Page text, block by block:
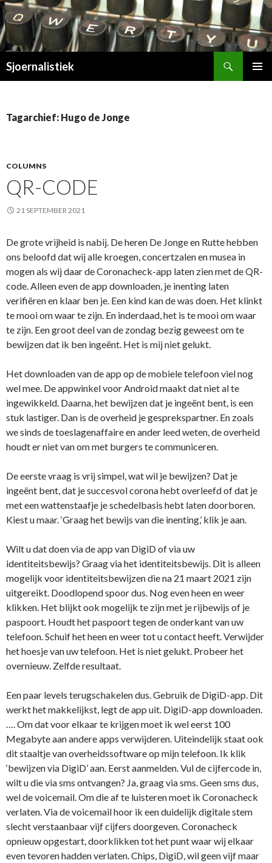
Sjoernalistiek
Tagarchief: Hugo de Jonge
COLUMNS
QR-CODE
21 SEPTEMBER 2021
De grote vrijheid is nabij. De heren De Jonge en Rutte hebben
ons beloofd dat wij alle kroegen, concertzalen en musea in
mogen als wij daar de Coronacheck-app laten zien met de QR-
code. Alleen even de app downloaden, je inenting laten
verifiëren en klaar ben je. Een kind kan de was doen. Het klinkt
te mooi om waar te zijn. En inderdaad, het is te mooi om waar
te zijn. Een groot deel van de zondag bezig geweest om te
bewijzen dat ik ben ingeënt. Het is mij niet gelukt.
Het downloaden van de app op de mobiele telefoon viel nog
wel mee. De appwinkel voor Android maakt dat niet al te
ingewikkeld. Daarna, het bewijzen dat je ingeënt bent, is een
stuk lastiger. Dan is de overheid je gesprekspartner. En zoals
we sinds de toeslagenaffaire en ander leed weten, de overheid
houdt er niet van om met burgers te communiceren.
De eerste vraag is vrij simpel, wat wil je bewijzen? Dat je
ingeënt bent, dat je succesvol corona hebt overleefd of dat je
met een wattenstaafje je schedelbasis hebt laten doorboren.
Kiest u maar. ‘Graag het bewijs van die inenting,’ klik je aan.
Wilt u dat doen via de app van DigiD of via uw
identiteitsbewijs? Graag via het identiteitsbewijs. Dit is alleen
mogelijk voor identiteitsbewijzen die na 21 maart 2021 zijn
uitgereikt. Doodlopend spoor dus. Nog even heen en weer
klikken. Het blijkt ook mogelijk te zijn met je rijbewijs of je
paspoort. Houdt het paspoort tegen de onderkant van uw
telefoon. Schuif het heen en weer tot u contact heeft. Verwijder
het hoesje van uw telefoon. Het is niet gelukt. Probeer het
overnieuw. Zelfde resultaat.
Een paar levels terugschakelen dus. Gebruik de DigiD-app. Dit
werkt het makkelijkst, legt de app uit. DigiD-app downloaden.
…. Om dat voor elkaar te krijgen moet ik wel eerst 100
Megabyte aan andere apps verwijderen. Uiteindelijk staat ook
dit staaltje van overheidssoftware op mijn telefoon. Ik klik
‘bewijzen via DigiD’ aan. Eerst aanmelden. Vul de cijfercode in,
wilt u die via sms ontvangen? Ja, graag via sms. Geen sms dus,
wel de voicemail. Om die af te luisteren moet ik Coronacheck
verlaten. Via de voicemail hoor ik een duidelijk digitale stem
slecht verstaanbaar vijf cijfers doorgeven. Coronacheck
opnieuw opgestart, doorklikken tot het punt waar wij elkaar
even tevoren hadden verlaten. Chips, DigiD, wil geen vijf maar